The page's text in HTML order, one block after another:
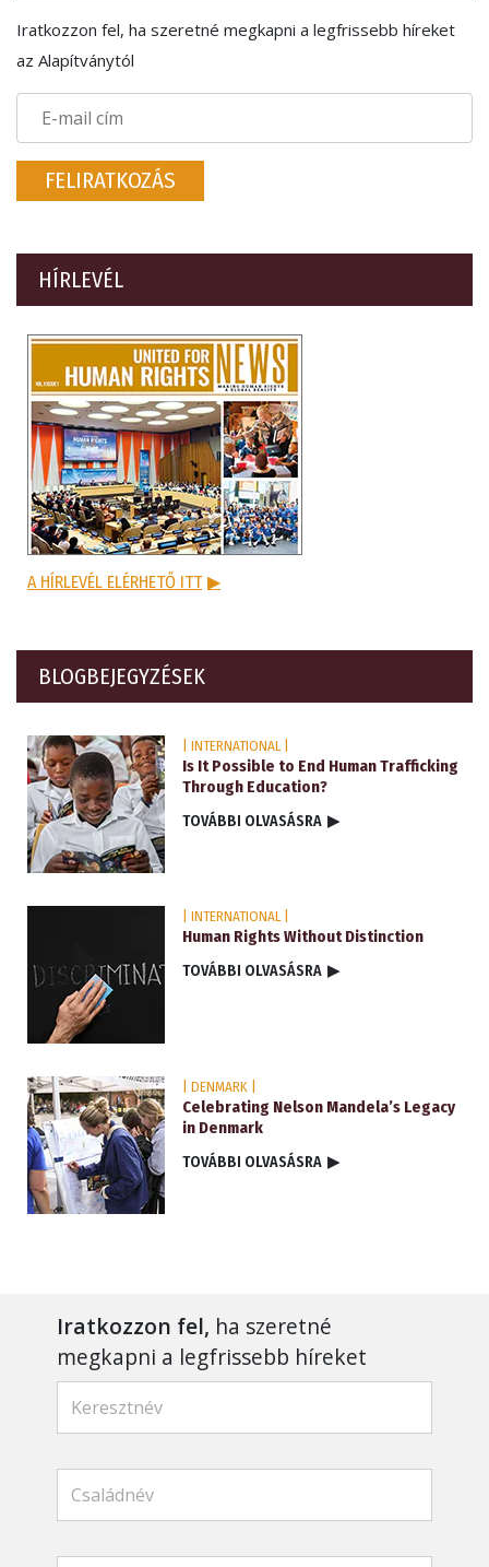
Iratkozzon fel, ha szeretné megkapni a legfrissebb híreket
az Alapítványtól
FELIRATKOZÁS
HÍRLEVÉL
A HÍRLEVÉL ELÉRHETŐ ITT ▶
BLOGBEJEGYZÉSEK
| INTERNATIONAL |
Is It Possible to End Human Trafficking
Through Education?
TOVÁBBI OLVASÁSRA ▶
| INTERNATIONAL |
Human Rights Without Distinction
TOVÁBBI OLVASÁSRA ▶
| DENMARK |
Celebrating Nelson Mandela’s Legacy
in Denmark
TOVÁBBI OLVASÁSRA ▶
Iratkozzon fel, ha szeretné
megkapni a legfrissebb híreket